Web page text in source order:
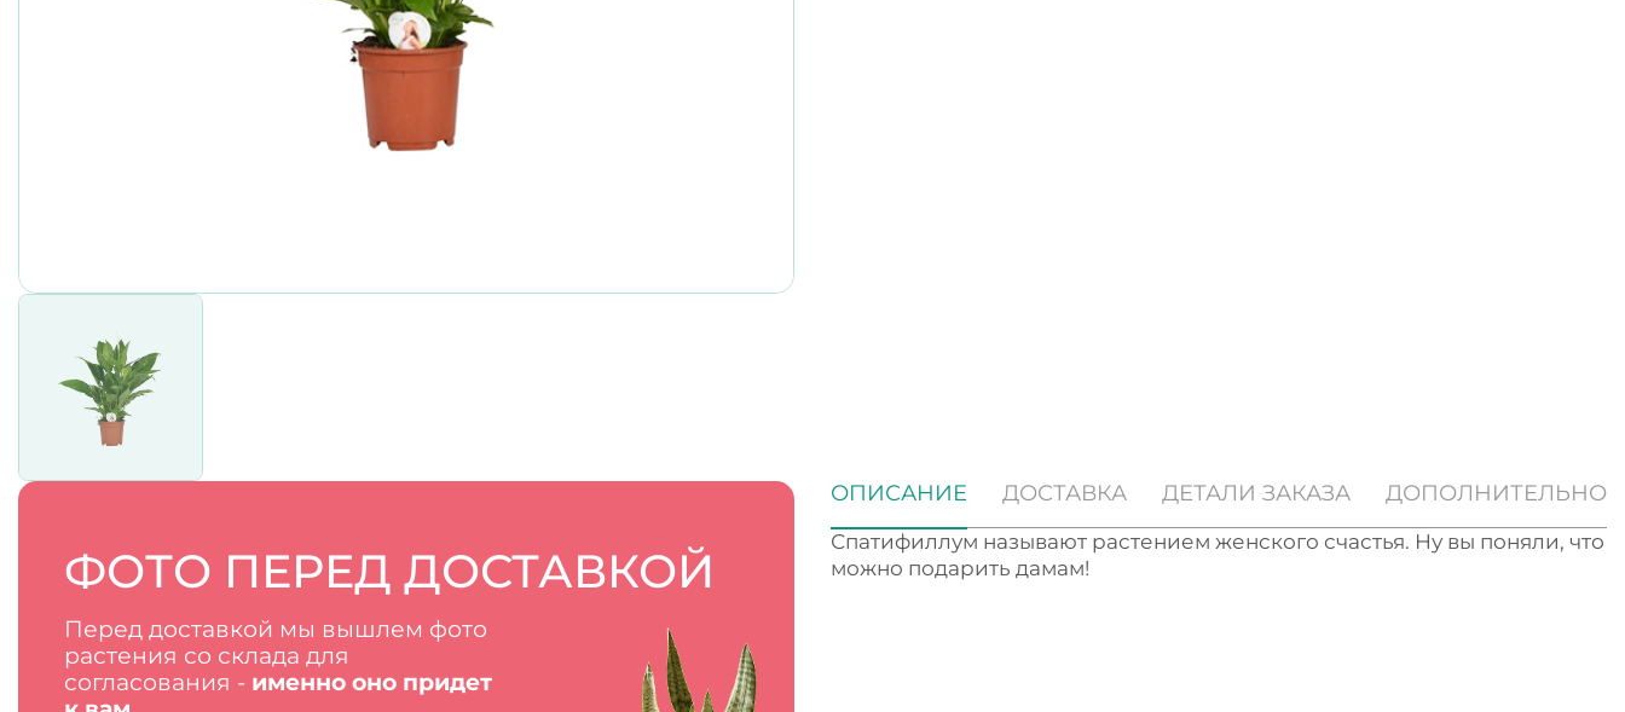
ФОТО ПЕРЕД ДОСТАВКОЙ
Перед доставкой мы вышлем фото
растения со склада для
согласования - именно оно придет
ОПИСАНИЕ ДОСТАВКА ДЕТАЛИ ЗАКАЗА ДОПОЛНИТЕЛЬНО
Спатифиллум называют растением женского счастья. Ну вы поняли, что
можно подарить дамам!